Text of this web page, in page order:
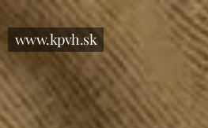
www.kpvh.sk